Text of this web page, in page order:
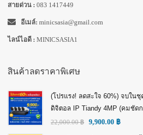
สายด่วน : 083 1417449
อีเมล์: minicsasia@gmail.com
ไลน์ไอดี : MINICSASIA1
สินค้าลดราคาพิเศษ
(โปรแรง! ลดสะใจ 60%) จบใน
ดิจิตอล IP Tiandy 4MP (คมชัดก
22,000.00฿ 9,900.00 ฿